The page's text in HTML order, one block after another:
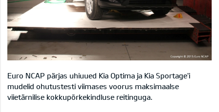
Euro NCAP pärjas uhiuued Kia Optima ja Kia Sportage'i
mudelid ohutustesti viimases voorus maksimaalse
viietärnilise kokkupõrkekindluse reitinguga.